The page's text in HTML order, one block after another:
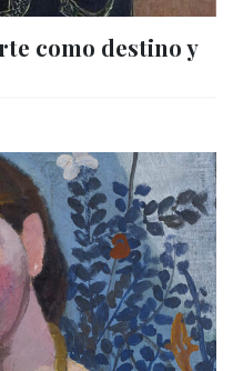
como destino y